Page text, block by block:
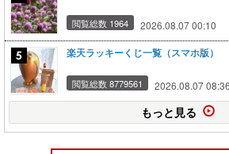
閲覧総数 1964 2026.08.07 00:10
楽天ラッキーくじ一覧（スマホ版）
閲覧総数 8779561 2026.08.07 08:36
もっと見る